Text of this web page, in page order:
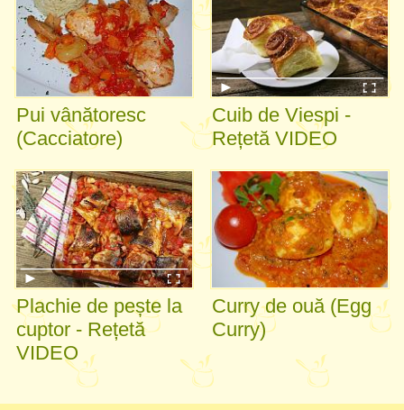
Pui vânătoresc
(Cacciatore)
Cuib de Viespi -
Rețetă VIDEO
Plachie de pește la
cuptor - Rețetă
VIDEO
Curry de ouă (Egg
Curry)